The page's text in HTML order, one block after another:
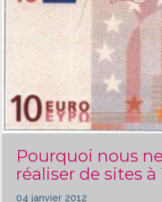
Pourquoi nous
réaliser de sites à
04 janvier 2012